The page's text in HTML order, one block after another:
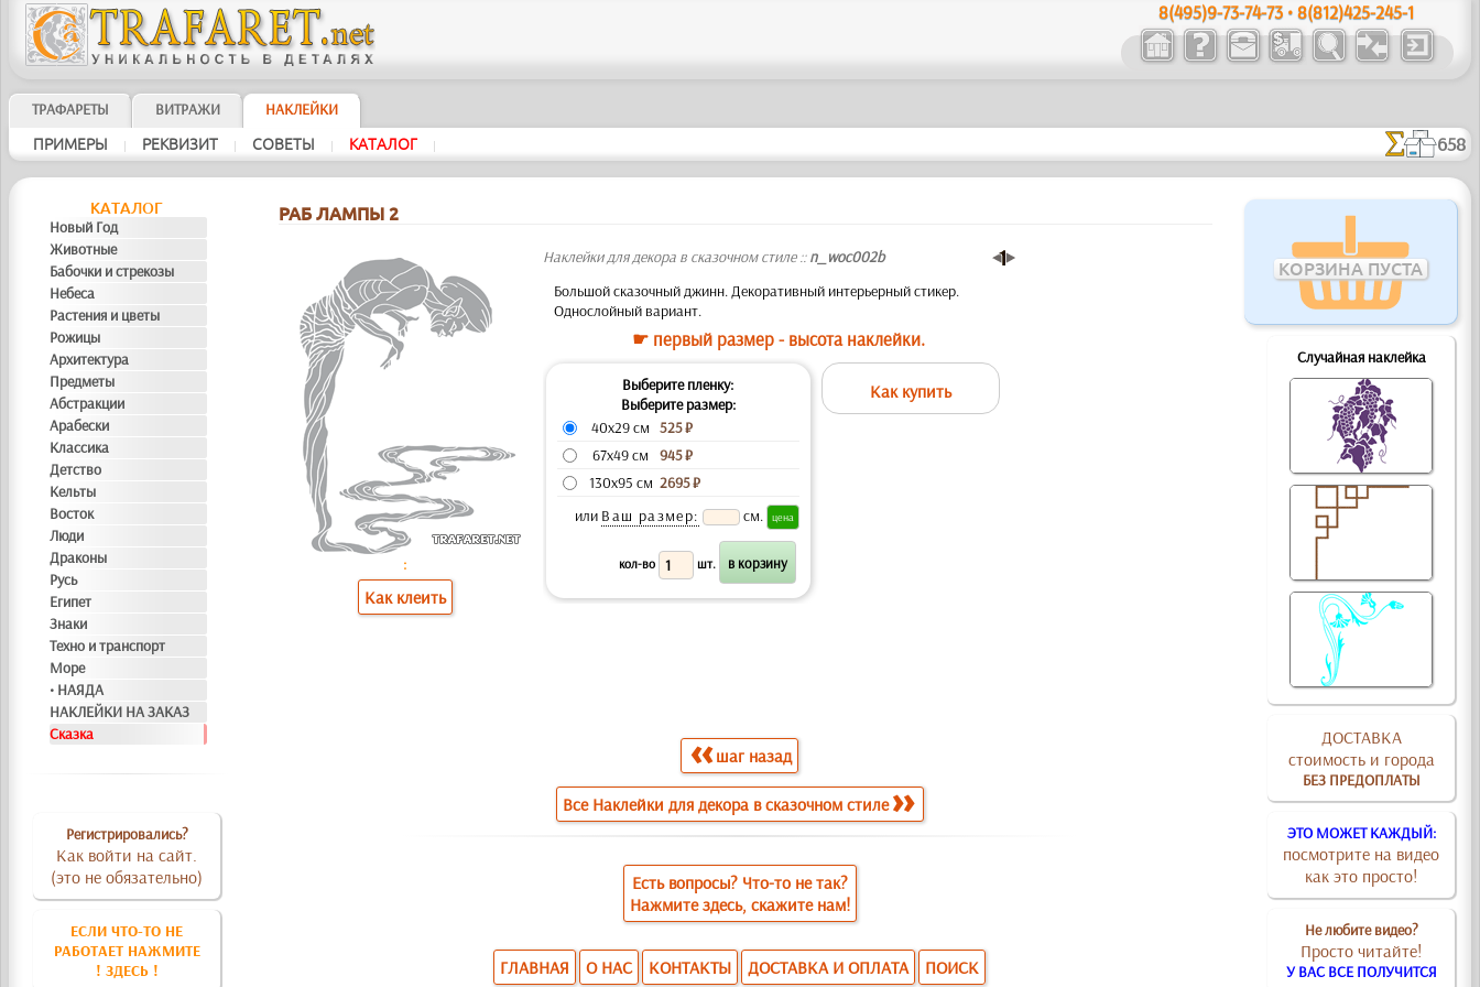
8(495)9-73-74-73 • 8(812)425-245-1
ТРАФАРЕТЫ ВИТРАЖИ НАКЛЕЙКИ
ПРИМЕРЫ | РЕКВИЗИТ | СОВЕТЫ | KAТAЛOГ | 658
KAТAЛOГ
Новый Год
Животные
Бабочки и стрекозы
Небеса
Растения и цветы
Рожицы
Архитектура
Предметы
Абстракции
Арабески
Классика
Детство
Кельты
Восток
Люди
Драконы
Русь
Египет
Знаки
Техно и транспорт
Море
• НАЯДА
НАКЛЕЙКИ НА ЗАКАЗ
Сказка
Регистрировались?
Как войти на сайт.
(это не обязательно)
ЕСЛИ ЧТО-ТО НЕ
РАБОТАЕТ НАЖМИТЕ
! ЗДЕСЬ !
КОРЗИНА ПУСТА
Случайная наклейка
ДОСТАВКА
стоимость и города
БЕЗ ПРЕДОПЛАТЫ
ЭТО МОЖЕТ КАЖДЫЙ:
посмотрите на видео
как это просто!
Не любите видео?
Просто читайте!
У ВАС ВСЕ ПОЛУЧИТСЯ
РАБ ЛАМПЫ 2
:
Как клеить
Наклейки для декора в сказочном стиле ::n_woc002b
Большой сказочный джинн. Декоративный интерьерный стикер.
Однослойный вариант.
☛ первый размер - высота наклейки.
Выберите пленку:
Выберите размер:
40x29 см 525₽
67x49 см
945₽
130x95 см 2695₽
или Ваш размер: см.
кол-во шт.
Как купить
шаг назад
Все Наклейки для декора в сказочном стиле
Есть вопросы? Что-то не так?
Нажмите здесь, скажите нам!
ГЛАВНАЯ О НАС КОНТАКТЫ ДОСТАВКА И ОПЛАТА ПОИСК